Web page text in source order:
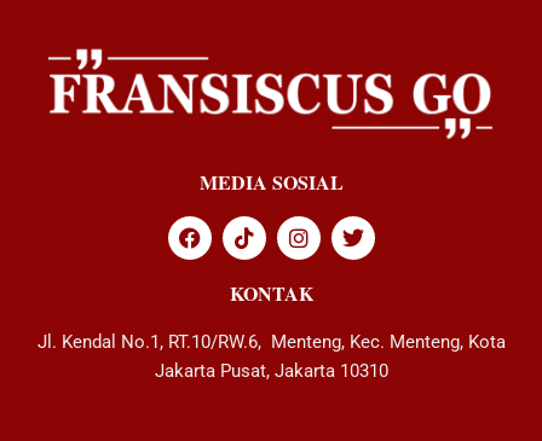
MEDIA SOSIAL
KONTAK
Jl. Kendal No.1, RT.10/RW.6, Menteng, Kec. Menteng, Kota
Jakarta Pusat, Jakarta 10310